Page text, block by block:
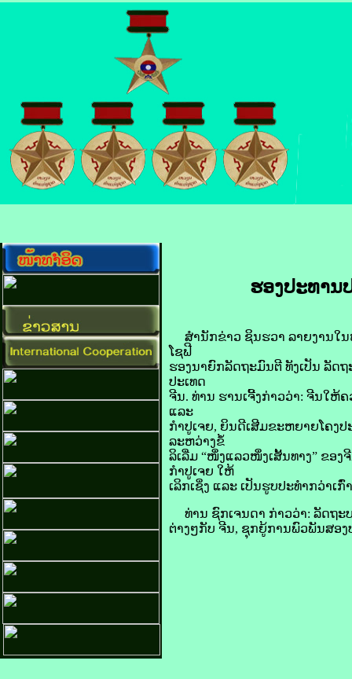
ຮອງ​ປະທານ​
ສຳນັກ​ຂ່າວ ຊິນ​ຮວາ ລາຍ​ງານໃນ
ໂຊ​ຟີ
ຮອງ​ນາຍົກລັດຖະມົນຕີ ທັງ​ເປັນ ​ລັດ
ປະເທດ
ຈີນ. ທ່ານ ຮານ​ເຈີ້ງ​ກ່າວ​ວ່າ: ຈີນ​ໃຫ້​
ແລະ
ກຳປູເຈຍ, ຍິນ​ດີ​ເສີມ​ຂະຫຍາຍ​ໂຄງ​ປ
ລະຫວ່າງ​ຂໍ້​
ລິ​ເລີ່ມ “ໜຶ່ງ​ແລວ​ໜຶ່ງ​ເສັ້ນທາງ” ຂອ
ກຳປູເຈຍ ໃຫ້​
ເລິກເຊິ່ງ ແລະ ເປັນ​ຮູບ​ປະ​ທຳ​ກວ່າ​ເກົ່
ທ່ານ ຊົກ​ເຈນ​ດາ ກ່າວ​ວ່າ: ລັດຖະ
ຕ່າງໆ​ກັບ ​ຈີນ, ຊຸກຍູ້​ການ​ພົວພັນ​ສອ